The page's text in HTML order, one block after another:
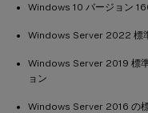
Windows 10 バージョン
Windows Server 2022 標
Windows Server 2019 標
ョン
Windows Server 2016 の